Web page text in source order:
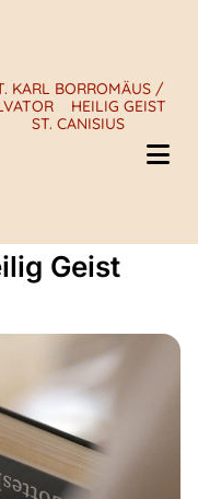
KARL BORROMÄUS /
HEILIG GEIST
ST. CANISIUS
Geist